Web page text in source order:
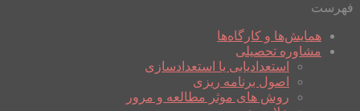
فهرست
همایش‌ها و کارگاه‌ها
مشاوره تحصیلی
استعدادیابی یا استعدادسازی
اصول برنامه ریزی
روش های موثر مطالعه و مرور